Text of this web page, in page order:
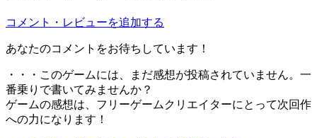
コメント・レビューを追加する
あなたのコメントをお待ちしています！
・・・このゲームには、まだ感想が投稿されていません。一
番乗りで書いてみませんか？
ゲームの感想は、フリーゲームクリエイターにとって次回作
への力になります！